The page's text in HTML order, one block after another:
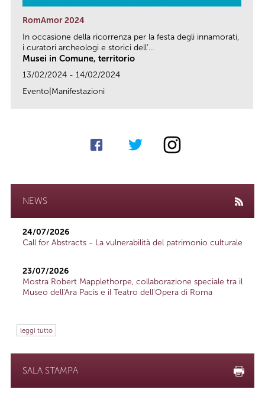
RomAmor 2024
In occasione della ricorrenza per la festa degli innamorati,
i curatori archeologi e storici dell’...
Musei in Comune, territorio
13/02/2024 - 14/02/2024
Evento|Manifestazioni
NEWS
24/07/2026
Call for Abstracts - La vulnerabilità del patrimonio culturale
23/07/2026
Mostra Robert Mapplethorpe, collaborazione speciale tra il
Museo dell'Ara Pacis e il Teatro dell'Opera di Roma
leggi tutto
SALA STAMPA